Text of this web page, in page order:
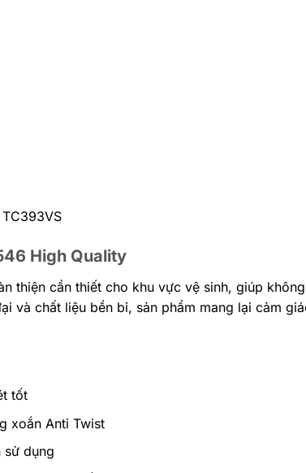
High Quality
thiện cần thiết cho khu vực vệ sinh, giúp
và chất liệu bền bỉ, sản phẩm mang lại cảm
tốt
xoắn Anti Twist
sử dụng